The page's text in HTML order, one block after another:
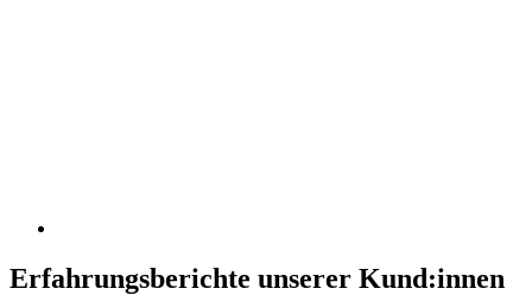
Erfahrungsberichte unserer Kund:innen